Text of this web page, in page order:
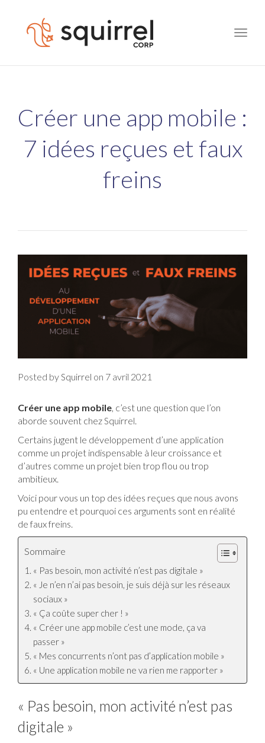
Toggle
Créer une app mobile :
7 idées reçues et faux
freins
Posted by Squirrel on 7 avril 2021
Créer une app mobile , c’est une question que l’on
aborde souvent chez Squirrel
Certains jugent le développement d’une application
comme un projet indispensable à leur croissance et
d’autres comme un projet bien trop flou ou trop
ambitieux.
Voici pour vous un top des idées reçues que nous avons
pu entendre et pourquoi ces arguments sont en réalité
de faux freins.
Sommaire
« Pas besoin, mon activité n’est pas digitale »
« Je n’en n’ai pas besoin, je suis déjà sur les réseaux
sociaux »
« Ça coûte super cher ! »
« Créer une app mobile c’est une mode, ça va
passer »
« Mes concurrents n’ont pas d’application mobile »
« Une application mobile ne va rien me rapporter »
« Pas besoin, mon activité n’est pas
digitale »